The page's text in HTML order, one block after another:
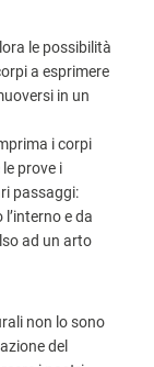
le possibilità
a esprimere
in un
i corpi
prove i
passaggi:
e da
ad un arto
non lo sono
del